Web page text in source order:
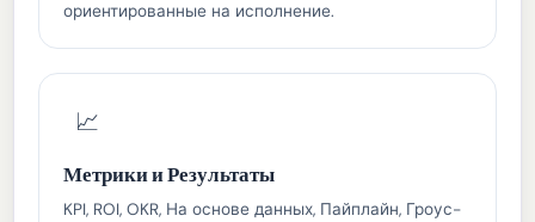
ориентированные на исполнение.
📈
Метрики и Результаты
KPI, ROI, OKR, На основе данных, Пайплайн, Гроус-